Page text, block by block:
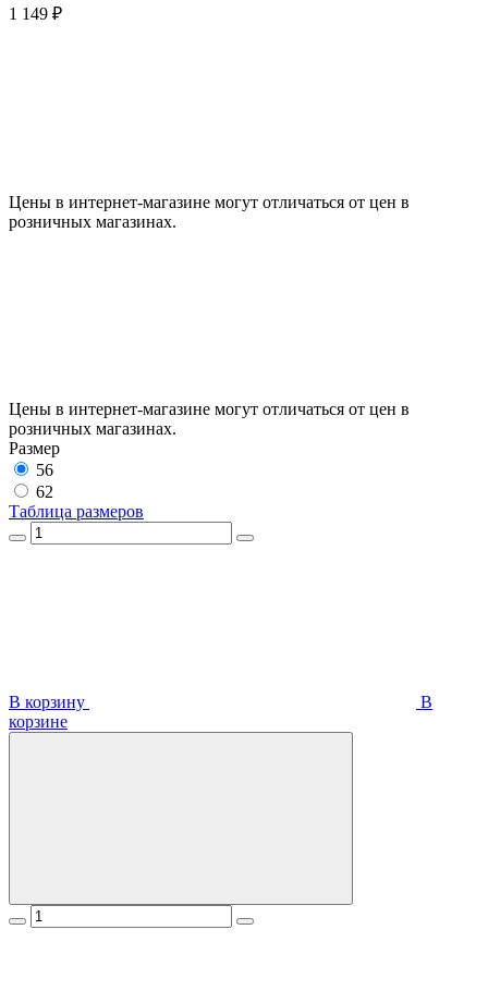
1 149 ₽
Цены в интернет-магазине могут отличаться от цен в
розничных магазинах.
Цены в интернет-магазине могут отличаться от цен в
розничных магазинах.
Размер
56
62
Таблица размеров
В корзину
В
корзинe